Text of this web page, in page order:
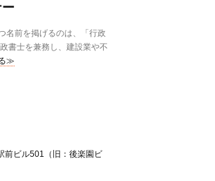
名前を掲げるのは、「行政
書士を兼務し、建設業や不
≫
ビル501（旧：後楽園ビ